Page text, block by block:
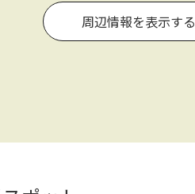
周辺情報を表示する